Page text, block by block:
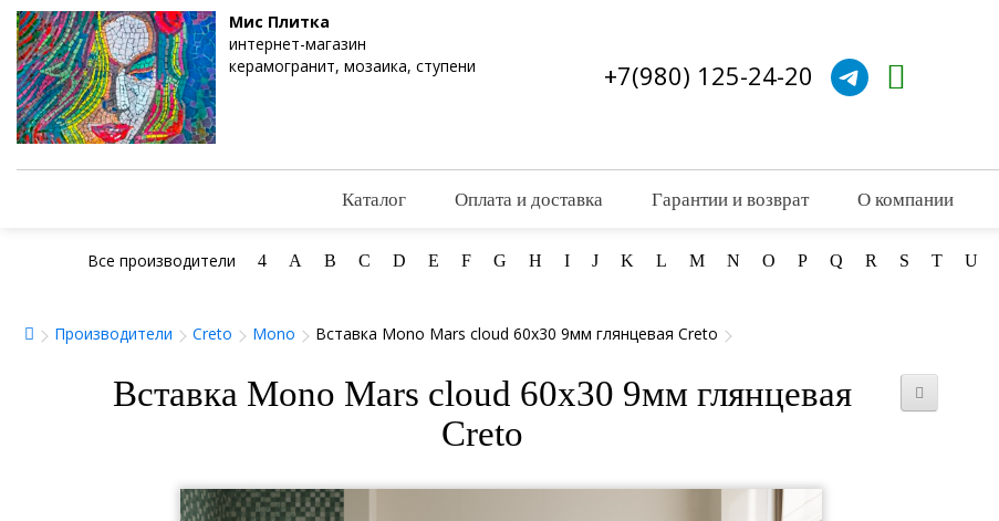
Мис Плитка
интернет-магазин
керамогранит, мозаика, ступени
+7(980) 125-24-20
Каталог Оплата и доставка Гарантии и возврат О компании
Все производители 4 A B C D E F G H I J K L M N O P Q R S T U
Производители Creto Mono Вставка Mono Mars cloud 60x30 9мм глянцевая Creto
Вставка Mono Mars cloud 60x30 9мм глянцевая
Creto